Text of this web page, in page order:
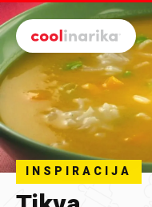
Preskoči na glavni sadržaj
INSPIRACIJA